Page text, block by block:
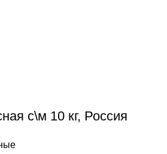
с\м 10 кг, Россия